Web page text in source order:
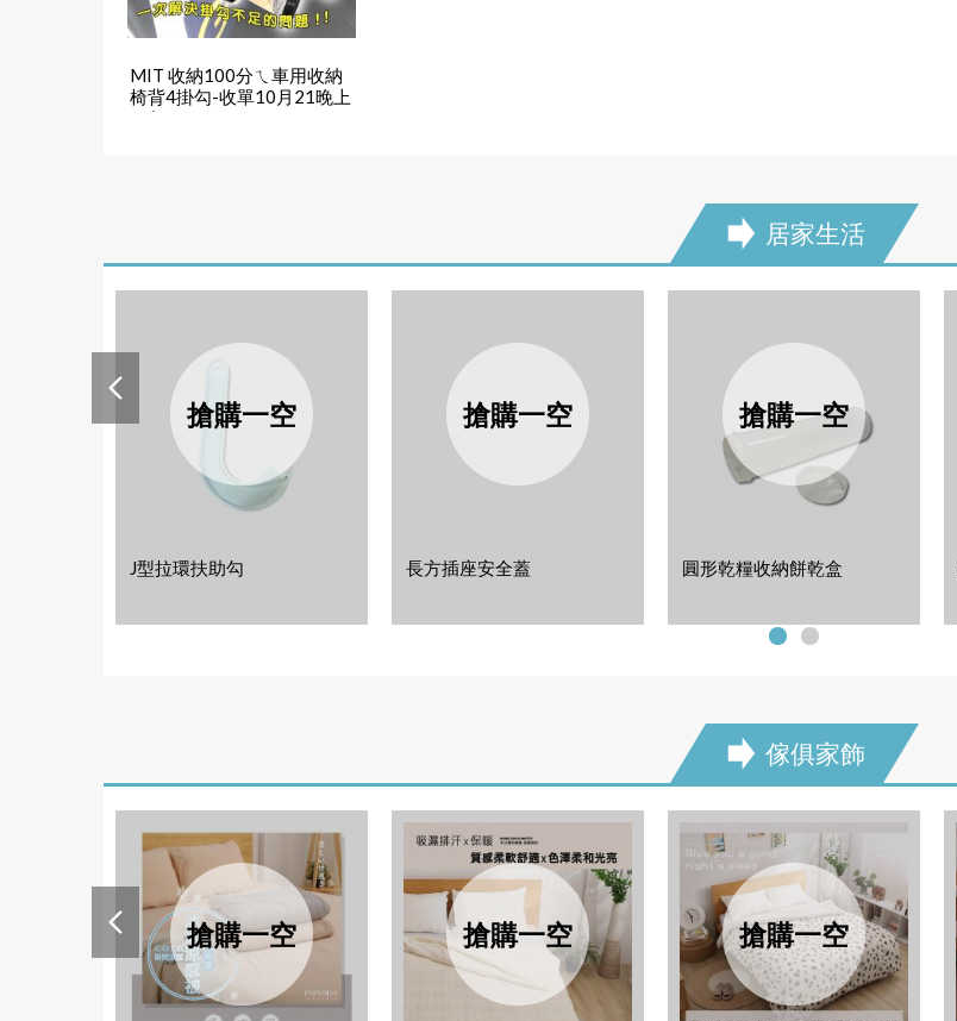
MIT 收納100分ㄟ車用收納
椅背4掛勾-收單10月21晚上
6點
居家生活
搶購一空
J型拉環扶助勾
搶購一空
長方插座安全蓋
搶購一空
圓形乾糧收納餅乾盒
next
傢俱家飾
搶購一空 搶購一空 搶購一空 next